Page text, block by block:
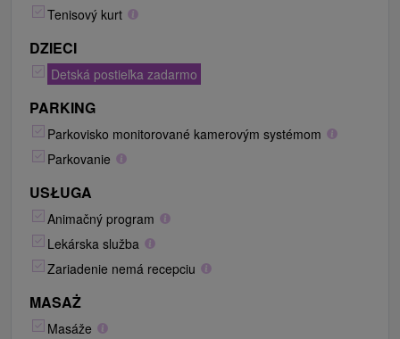
Tenisový kurt
DZIECI
Detská postieľka zadarmo
PARKING
Parkovisko monitorované kamerovým systémom
Parkovanie
USŁUGA
Animačný program
Lekárska služba
Zariadenie nemá recepciu
MASAŻ
Masáže